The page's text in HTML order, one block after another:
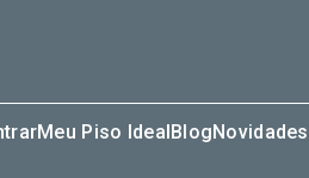
Meu Piso IdealBlogNovidades